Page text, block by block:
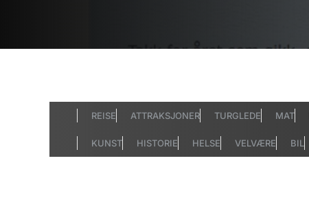
REISE ATTRAKSJONER TURGLEDE MAT
KUNST HISTORIE HELSE VELVÆRE BIL